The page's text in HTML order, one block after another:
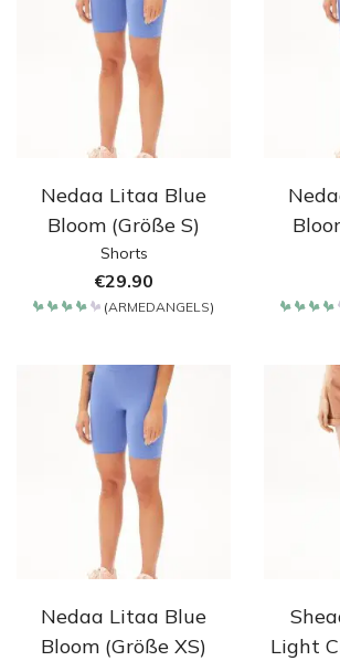
Nedaa Litaa Blue
Bloom (Größe S)
Shorts
€29.90
(ARMEDANGELS)
Nedaa Litaa Blue
Bloom (Größe XS)
Light